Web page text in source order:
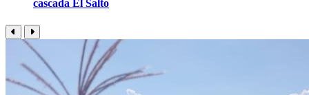
cascada El Salto